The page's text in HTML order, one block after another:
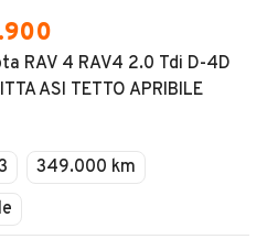
RAV 4 RAV4 2.0 Tdi D-4D
ASI TETTO APRIBILE
349.000 km